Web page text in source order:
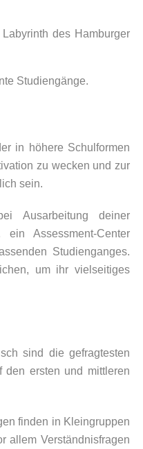
des Hamburger
Studiengänge.
in höhere Schulformen
zu wecken und zur
sein.
Ausarbeitung deiner
Assessment-Center
Studienganges.
um ihr vielseitiges
sind die gefragtesten
den ersten und mittleren
finden in Kleingruppen
allem Verständnisfragen